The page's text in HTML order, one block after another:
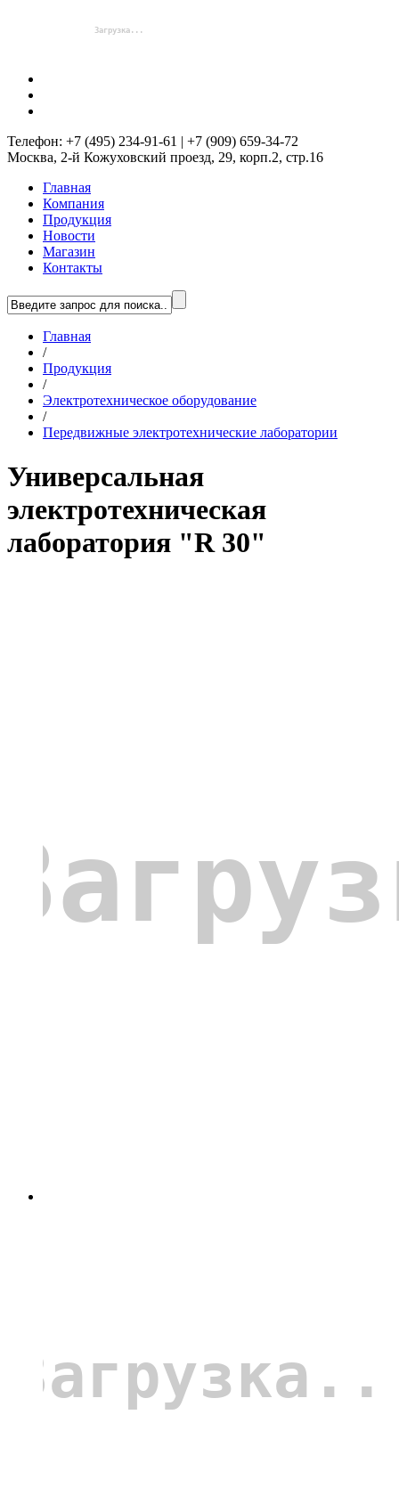
Телефон: +7 (495) 234-91-61 | +7 (909) 659-34-72
Москва, 2-й Кожуховский проезд, 29, корп.2, стр.16
Главная
Компания
Продукция
Новости
Магазин
Контакты
Главная
/
Продукция
/
Электротехническое оборудование
/
Передвижные электротехнические лаборатории
Универсальная
электротехническая
лаборатория "R 30"